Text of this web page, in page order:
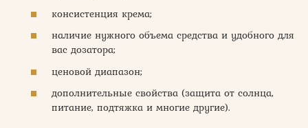
консистенция крема;
наличие нужного объема средства и удобного для
вас дозатора;
ценовой диапазон;
дополнительные свойства (защита от солнца,
питание, подтяжка и многие другие).